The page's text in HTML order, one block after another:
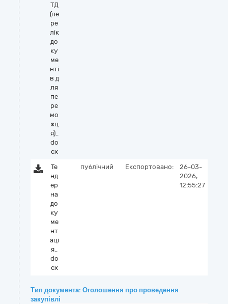
ТД
(пе
ре
лік
до
ку
ме
нті
в д
ля
пе
ре
мо
жц
я)..
do
cx
Те
нд
ер
на
до
ку
ме
нт
аці
я..
do
cx
публічний Експортовано:
26-03-
2026,
12:55:27
Тип документа: Оголошення про проведення
закупівлі